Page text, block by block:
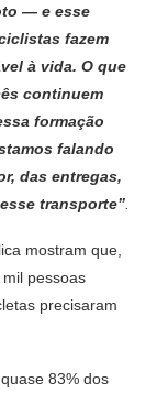
— e esse
fazem
à vida. O que
continuem
formação
falando
das entregas,
transporte”
mostram que,
pessoas
precisaram
83% dos